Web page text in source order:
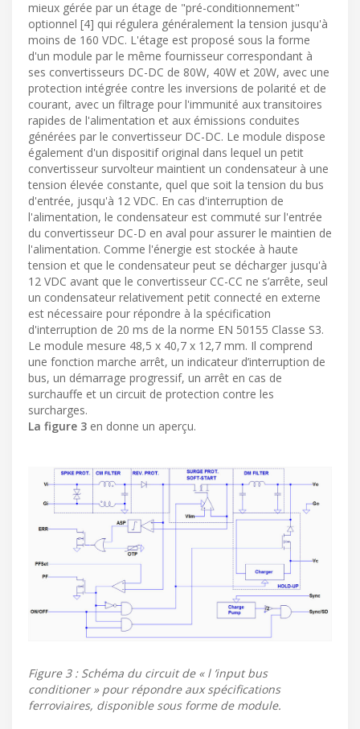
mieux gérée par un étage de "pré-conditionnement"
optionnel [4] qui régulera généralement la tension jusqu'à
moins de 160 VDC. L'étage est proposé sous la forme
d'un module par le même fournisseur correspondant à
ses convertisseurs DC-DC de 80W, 40W et 20W, avec une
protection intégrée contre les inversions de polarité et de
courant, avec un filtrage pour l'immunité aux transitoires
rapides de l'alimentation et aux émissions conduites
générées par le convertisseur DC-DC. Le module dispose
également d'un dispositif original dans lequel un petit
convertisseur survolteur maintient un condensateur à une
tension élevée constante, quel que soit la tension du bus
d'entrée, jusqu'à 12 VDC. En cas d'interruption de
l'alimentation, le condensateur est commuté sur l'entrée
du convertisseur DC-D en aval pour assurer le maintien de
l'alimentation. Comme l'énergie est stockée à haute
tension et que le condensateur peut se décharger jusqu'à
12 VDC avant que le convertisseur CC-CC ne s’arrête, seul
un condensateur relativement petit connecté en externe
est nécessaire pour répondre à la spécification
d'interruption de 20 ms de la norme EN 50155 Classe S3.
Le module mesure 48,5 x 40,7 x 12,7 mm. Il comprend
une fonction marche arrêt, un indicateur d’interruption de
bus, un démarrage progressif, un arrêt en cas de
surchauffe et un circuit de protection contre les
surcharges.
La figure 3 en donne un aperçu.
Figure 3 : Schéma du circuit de « l ’input bus
conditioner » pour répondre aux spécifications
ferroviaires, disponible sous forme de module.